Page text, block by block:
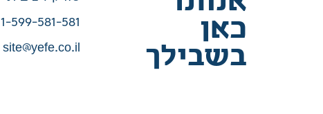
כאן
בשבילך
1-599-581-581
site@yefe.co.il